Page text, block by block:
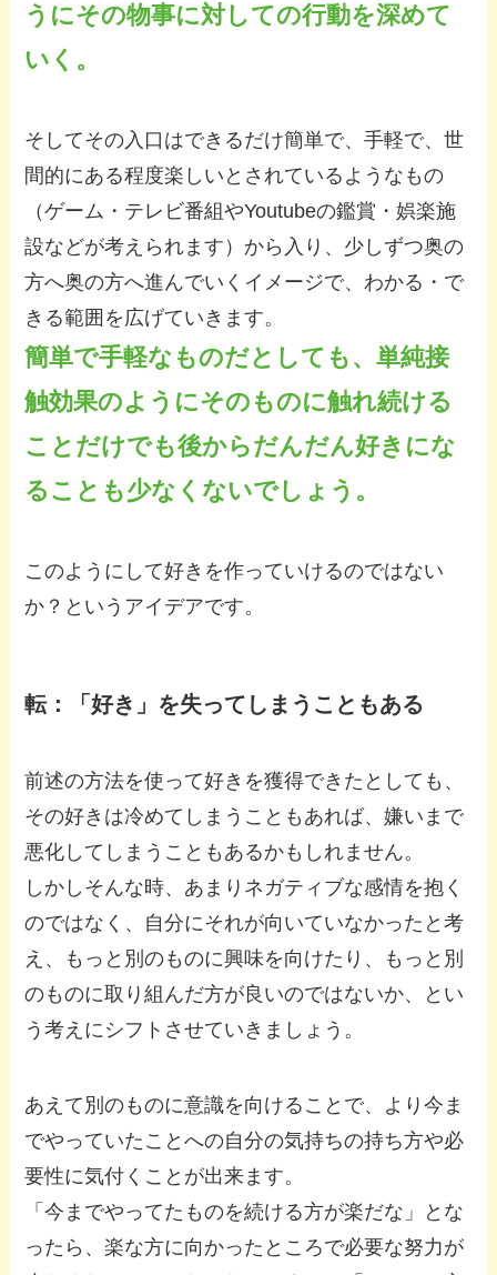
うにその物事に対しての行動を深めて
いく。
そしてその入口はできるだけ簡単で、手軽で、世
間的にある程度楽しいとされているようなもの
（ゲーム・テレビ番組やYoutubeの鑑賞・娯楽施
設などが考えられます）から入り、少しずつ奥の
方へ奥の方へ進んでいくイメージで、わかる・で
きる範囲を広げていきます。
簡単で手軽なものだとしても、単純接
触効果のようにそのものに触れ続ける
ことだけでも後からだんだん好きにな
ることも少なくないでしょう。
このようにして好きを作っていけるのではない
か？というアイデアです。
転：「好き」を失ってしまうこともある
前述の方法を使って好きを獲得できたとしても、
その好きは冷めてしまうこともあれば、嫌いまで
悪化してしまうこともあるかもしれません。
しかしそんな時、あまりネガティブな感情を抱く
のではなく、自分にそれが向いていなかったと考
え、もっと別のものに興味を向けたり、もっと別
のものに取り組んだ方が良いのではないか、とい
う考えにシフトさせていきましょう。
あえて別のものに意識を向けることで、より今ま
でやっていたことへの自分の気持ちの持ち方や必
要性に気付くことが出来ます。
「今までやってたものを続ける方が楽だな」とな
ったら、楽な方に向かったところで必要な努力が